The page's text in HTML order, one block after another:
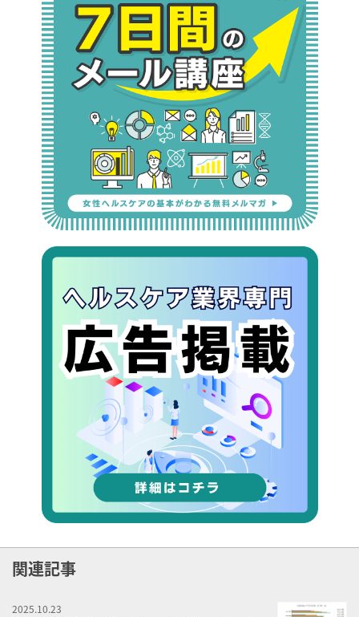
関連記事
2025.10.23